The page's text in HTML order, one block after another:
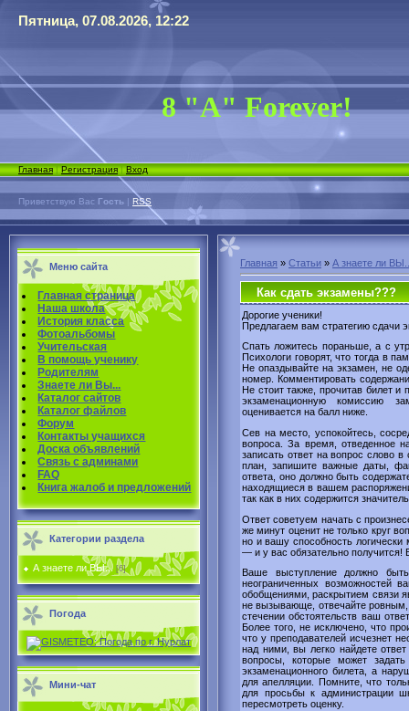
Пятница, 07.08.2026, 12:22
8 "А" Forever!
Главная|Регистрация|Вход
Приветствую Вас Гость | RSS
Меню сайта
Главная страница
Наша школа
История класса
Фотоальбомы
Учительская
В помощь ученику
Родителям
Знаете ли Вы...
Каталог сайтов
Каталог файлов
Форум
Контакты учащихся
Доска объявлений
Связь с админами
FAQ
Книга жалоб и предложений
Категории раздела
А знаете ли ВЫ... [6]
Погода
Мини-чат
Главная » Статьи » А знаете ли
Как сдать экзамены???
Дорогие ученики!
Предлагаем вам стратегию сдачи
Спать ложитесь пораньше, а с
Психологи говорят, что тогда в
Не опаздывайте на экзамен, не
номер. Комментировать
Не стоит также, прочитав билет
экзаменационную комиссию
оценивается на балл ниже.
Сев на место, успокойтесь,
вопроса. За время, отведенное
записать ответ на вопрос слово
план, запишите важные даты,
ответа, оно должно быть
находящиеся в вашем
так как в них содержится
Ответ советуем начать с
же минут оценит не только круг
но и вашу способность логически
— и у вас обязательно получится!
Ваше выступление должно
неограниченных возможностей
обобщениями, раскрытием связи
не вызывающе, отвечайте ровным,
стечении обстоятельств ваш
Более того, не исключено, что
что у преподавателей исчезнет
над ними, вы легко найдете
вопросы, которые может
экзаменационного билета, а
для апелляции. Помните, что
для просьбы к администрации
пересмотреть оценку.